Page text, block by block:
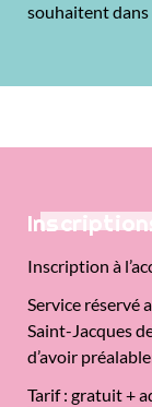
souhaitent
Inscription à
Service réservé
Saint-Jacques
d’avoir
Tarif : gratuit +